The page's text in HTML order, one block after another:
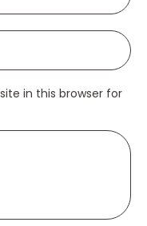
in this browser for